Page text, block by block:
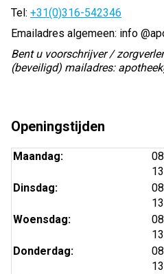
Tel: +31(0)316-542346
Emailadres algemeen: info
Bent u voorschrijver /
(beveiligd) mailadres:
Openingstijden
Maandag:
Dinsdag:
Woensdag:
Donderdag: